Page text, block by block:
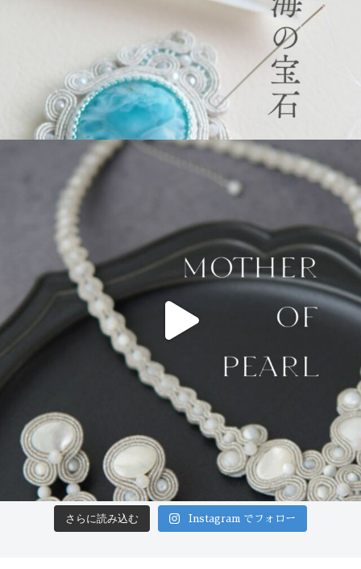
さらに読み込む Instagram でフォロー